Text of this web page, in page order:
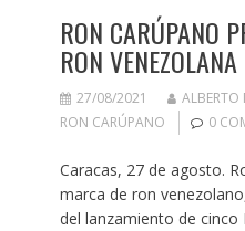
RON CARÚPANO
RON
27/08/2021 ALBERTO
RON CARÚPANO
0
Caracas, 27 de agosto.
marca de ron
del lanzamiento de